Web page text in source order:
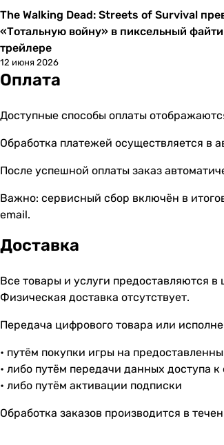
Новости
The Walking Dead: Streets of Survival
«Тотальную войну» в пиксельный
трейлере
12 июня 2026
Оплата
Доступные способы оплаты
Обработка платежей осуществляется в
После успешной оплаты заказ
Важно: сервисный сбор включён в
email.
Доставка
Все товары и услуги предоставляются
Физическая доставка отсутствует.
Передача цифрового товара или
• путём покупки игры на
• либо путём передачи данных доступа
• либо путём активации подписки
Обработка заказов производится в